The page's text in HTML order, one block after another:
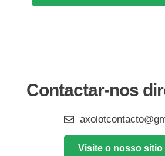
Contactar-nos
Visite o nosso sítio